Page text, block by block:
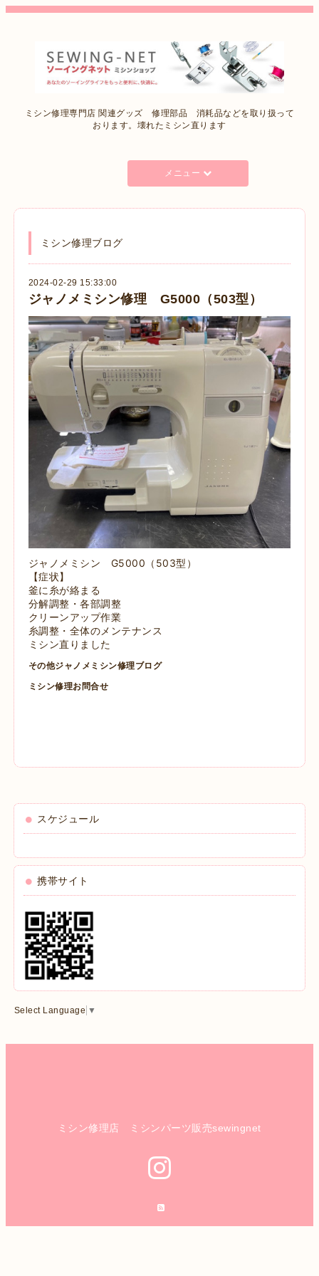
ミシン修理専門店 関連グッズ 修理部品 消耗品などを取り扱って
おります。壊れたミシン直ります
メニュー
ミシン修理ブログ
2024-02-29 15:33:00
ジャノメミシン修理 G5000（503型）
ジャノメミシン G5000（503型）
【症状】
釜に糸が絡まる
分解調整・各部調整
クリーンアップ作業
糸調整・全体のメンテナンス
ミシン直りました
その他ジャノメミシン修理ブログ
ミシン修理お問合せ
スケジュール
携帯サイト
Select Language ▼
ミシン修理店 ミシンパーツ販売sewingnet